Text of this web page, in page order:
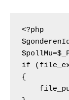
<?php
if
{